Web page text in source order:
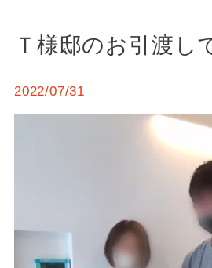
Ｔ様邸のお引渡し
2022/07/31